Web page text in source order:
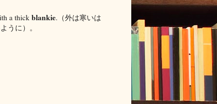
a thick blankie.（外は寒いは
うに）。